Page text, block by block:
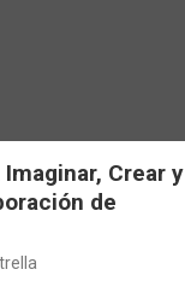
Imaginar, Crear y
de